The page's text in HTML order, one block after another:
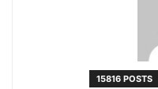
15816 POSTS